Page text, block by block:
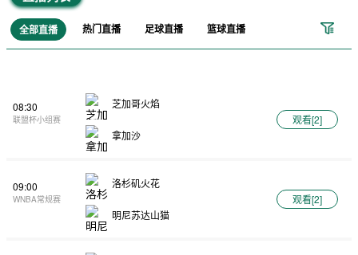
全部直播 热门直播 足球直播 篮球直播
08:30
联盟杯小组赛
芝加哥火焰
拿加沙
观看[2]
09:00
WNBA常规赛
洛杉矶火花
明尼苏达山猫
观看[2]